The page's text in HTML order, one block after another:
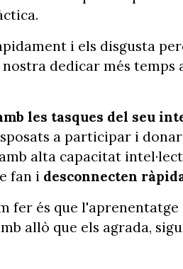
i els disgusta
dedicar més temps
les tasques del seu
a participar i
alta capacitat
fan i desconnecten
fer és que
allò que els agrada,